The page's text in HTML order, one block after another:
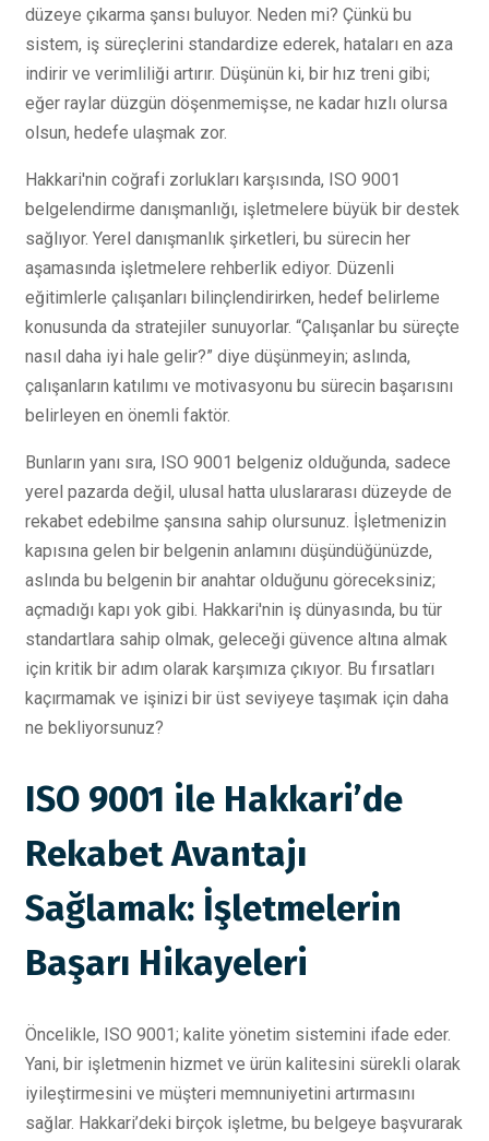
düzeye çıkarma şansı buluyor. Neden mi? Çünkü bu
sistem, iş süreçlerini standardize ederek, hataları en aza
indirir ve verimliliği artırır. Düşünün ki, bir hız treni gibi;
eğer raylar düzgün döşenmemişse, ne kadar hızlı olursa
olsun, hedefe ulaşmak zor.
Hakkari'nin coğrafi zorlukları karşısında, ISO 9001
belgelendirme danışmanlığı, işletmelere büyük bir destek
sağlıyor. Yerel danışmanlık şirketleri, bu sürecin her
aşamasında işletmelere rehberlik ediyor. Düzenli
eğitimlerle çalışanları bilinçlendirirken, hedef belirleme
konusunda da stratejiler sunuyorlar. “Çalışanlar bu süreçte
nasıl daha iyi hale gelir?” diye düşünmeyin; aslında,
çalışanların katılımı ve motivasyonu bu sürecin başarısını
belirleyen en önemli faktör.
Bunların yanı sıra, ISO 9001 belgeniz olduğunda, sadece
yerel pazarda değil, ulusal hatta uluslararası düzeyde de
rekabet edebilme şansına sahip olursunuz. İşletmenizin
kapısına gelen bir belgenin anlamını düşündüğünüzde,
aslında bu belgenin bir anahtar olduğunu göreceksiniz;
açmadığı kapı yok gibi. Hakkari'nin iş dünyasında, bu tür
standartlara sahip olmak, geleceği güvence altına almak
için kritik bir adım olarak karşımıza çıkıyor. Bu fırsatları
kaçırmamak ve işinizi bir üst seviyeye taşımak için daha
ne bekliyorsunuz?
ISO 9001 ile Hakkari’de
Rekabet Avantajı
Sağlamak: İşletmelerin
Başarı Hikayeleri
Öncelikle, ISO 9001; kalite yönetim sistemini ifade eder.
Yani, bir işletmenin hizmet ve ürün kalitesini sürekli olarak
iyileştirmesini ve müşteri memnuniyetini artırmasını
sağlar. Hakkari’deki birçok işletme, bu belgeye başvurarak